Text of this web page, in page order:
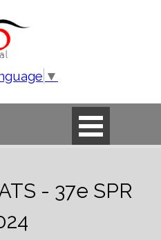
Sauter le menu
▼
- 37e SPR